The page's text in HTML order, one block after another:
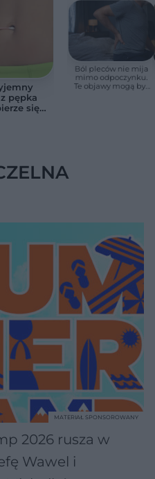
pępka
się
Ból pleców nie mija
mimo odpoczynku.
Te objawy mogą być
2026 rusza w
Wawel i
MATERIAŁ SPONSOROWANY